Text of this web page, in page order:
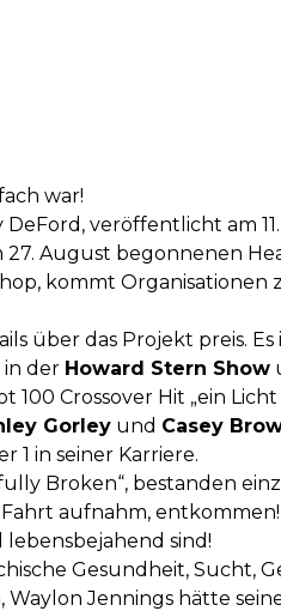
war!
DeFord, veröffentlicht am
27. August begonnenen
kommt Organisationen
über das Projekt preis.
in der Howard Stern Show
Crossover Hit „ein
Gorley und Casey
1 in seiner Karriere.
Broken“, bestanden
aufnahm,
sind!
Gesundheit, Sucht,
Waylon Jennings hätte